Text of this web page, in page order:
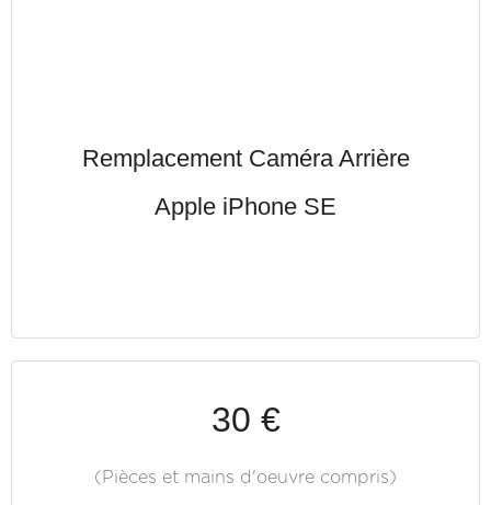
Remplacement Caméra Arrière
Apple iPhone SE
30 €
(Pièces et mains d'oeuvre compris)